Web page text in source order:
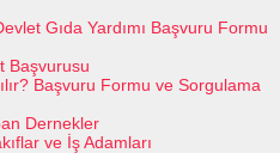
Gıda Yardımı Başvuru Formu
Başvuru Formu ve Sorgulama
ve İş Adamları